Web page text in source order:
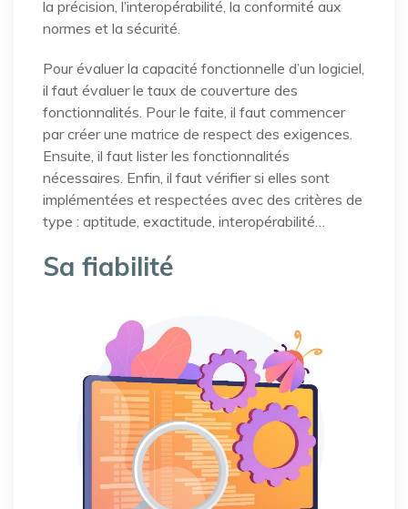
la précision, l’interopérabilité, la conformité aux
normes et la sécurité.
Pour évaluer la capacité fonctionnelle d’un logiciel,
il faut évaluer le taux de couverture des
fonctionnalités. Pour le faite, il faut commencer
par créer une matrice de respect des exigences.
Ensuite, il faut lister les fonctionnalités
nécessaires. Enfin, il faut vérifier si elles sont
implémentées et respectées avec des critères de
type : aptitude, exactitude, interopérabilité…
Sa fiabilité